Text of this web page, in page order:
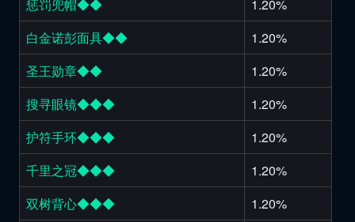
惩罚兜帽◆◆
1.20%
白金诺彭面具◆◆
1.20%
圣王勋章◆◆
1.20%
搜寻眼镜◆◆◆
1.20%
护符手环◆◆◆
1.20%
千里之冠◆◆◆
1.20%
双树背心◆◆◆
1.20%